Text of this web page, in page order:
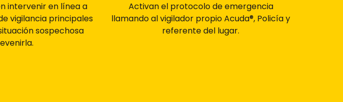
intervenir en línea a
vigilancia principales
sospechosa
Activan el protocolo de emergencia
llamando al vigilador propio Acuda®, Policía y
referente del lugar.